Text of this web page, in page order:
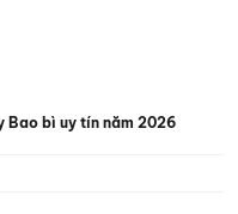
Bao bì uy tín năm 2026